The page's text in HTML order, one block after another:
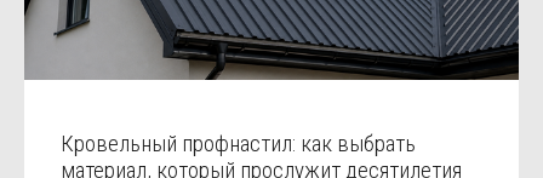
Кровельный профнастил: как выбрать
материал, который прослужит десятилетия